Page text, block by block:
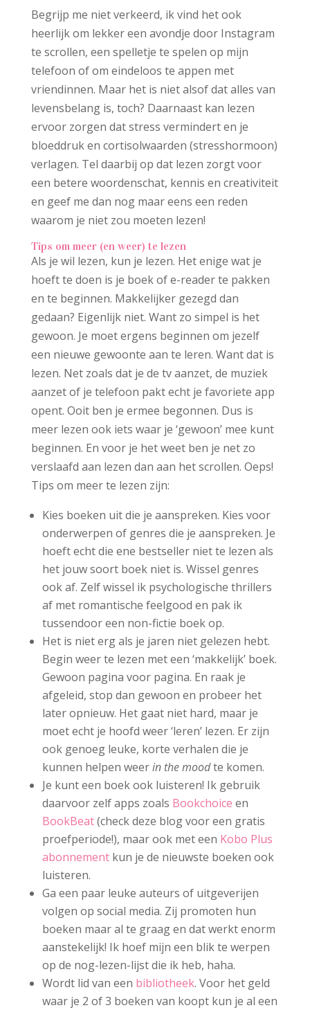
Begrijp me niet verkeerd, ik vind het ook
heerlijk om lekker een avondje door Instagram
te scrollen, een spelletje te spelen op mijn
telefoon of om eindeloos te appen met
vriendinnen. Maar het is niet alsof dat alles van
levensbelang is, toch? Daarnaast kan lezen
ervoor zorgen dat stress vermindert en je
bloeddruk en cortisolwaarden (stresshormoon)
verlagen. Tel daarbij op dat lezen zorgt voor
een betere woordenschat, kennis en creativiteit
en geef me dan nog maar eens een reden
waarom je niet zou moeten lezen!
Tips om meer (en weer) te lezen
Als je wil lezen, kun je lezen. Het enige wat je
hoeft te doen is je boek of e-reader te pakken
en te beginnen. Makkelijker gezegd dan
gedaan? Eigenlijk niet. Want zo simpel is het
gewoon. Je moet ergens beginnen om jezelf
een nieuwe gewoonte aan te leren. Want dat is
lezen. Net zoals dat je de tv aanzet, de muziek
aanzet of je telefoon pakt echt je favoriete app
opent. Ooit ben je ermee begonnen. Dus is
meer lezen ook iets waar je ‘gewoon’ mee kunt
beginnen. En voor je het weet ben je net zo
verslaafd aan lezen dan aan het scrollen. Oeps!
Tips om meer te lezen zijn:
Kies boeken uit die je aanspreken. Kies voor
onderwerpen of genres die je aanspreken. Je
hoeft echt die ene bestseller niet te lezen als
het jouw soort boek niet is. Wissel genres
ook af. Zelf wissel ik psychologische thrillers
af met romantische feelgood en pak ik
tussendoor een non-fictie boek op.
Het is niet erg als je jaren niet gelezen hebt.
Begin weer te lezen met een ‘makkelijk’ boek.
Gewoon pagina voor pagina. En raak je
afgeleid, stop dan gewoon en probeer het
later opnieuw. Het gaat niet hard, maar je
moet echt je hoofd weer ‘leren’ lezen. Er zijn
ook genoeg leuke, korte verhalen die je
kunnen helpen weerin the moodte komen.
Je kunt een boek ook luisteren! Ik gebruik
daarvoor zelf apps zoals Bookchoice en
BookBeat(check deze blog voor een gratis
proefperiode!), maar ook met een Kobo Plus
abonnementkun je de nieuwste boeken ook
luisteren.
Ga een paar leuke auteurs of uitgeverijen
volgen op social media. Zij promoten hun
boeken maar al te graag en dat werkt enorm
aanstekelijk! Ik hoef mijn een blik te werpen
op de nog-lezen-lijst die ik heb, haha.
Wordt lid van een bibliotheek. Voor het geld
waar je 2 of 3 boeken van koopt kun je al een